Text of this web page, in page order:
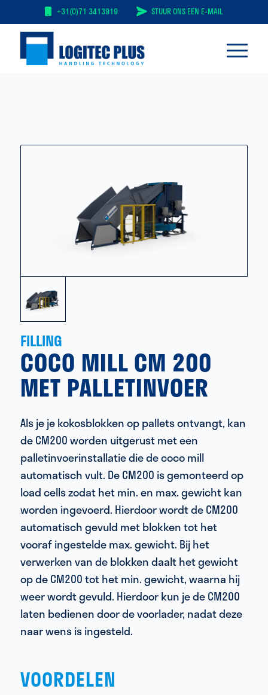
+31(0)71 3413919 STUUR ONS EEN E-MAIL
FILLING
COCO MILL CM 200
MET PALLETINVOER
Als je je kokosblokken op pallets ontvangt, kan
de CM200 worden uitgerust met een
palletinvoerinstallatie die de coco mill
automatisch vult. De CM200 is gemonteerd op
load cells zodat het min. en max. gewicht kan
worden ingevoerd. Hierdoor wordt de CM200
automatisch gevuld met blokken tot het
vooraf ingestelde max. gewicht. Bij het
verwerken van de blokken daalt het gewicht
op de CM200 tot het min. gewicht, waarna hij
weer wordt gevuld. Hierdoor kun je de CM200
laten bedienen door de voorlader, nadat deze
naar wens is ingesteld.
VOORDELEN